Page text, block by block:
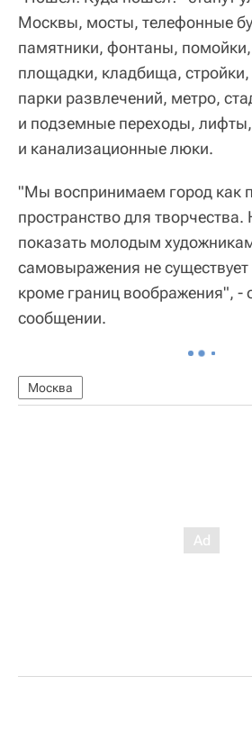
Москвы, мосты, телефонные
памятники, фонтаны, помойки,
площадки, кладбища, стройки,
парки развлечений, метро,
и подземные переходы, лифты,
и канализационные люки.
"Мы воспринимаем город как
пространство для
показать молодым
самовыражения не
кроме границ воображения", -
сообщении.
Москва